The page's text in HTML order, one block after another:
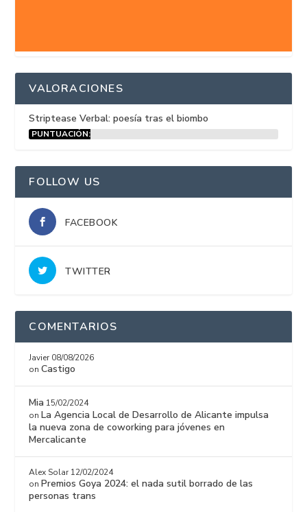
VALORACIONES
Striptease Verbal: poesía tras el biombo
PUNTUACIÓN:
FOLLOW US
FACEBOOK
TWITTER
COMENTARIOS
Javier 08/08/2026
onCastigo
Mia 15/02/2024
on La Agencia Local de Desarrollo de Alicante impulsa
la nueva zona de coworking para jóvenes en
Mercalicante
Alex Solar 12/02/2024
on Premios Goya 2024: el nada sutil borrado de las
personas trans